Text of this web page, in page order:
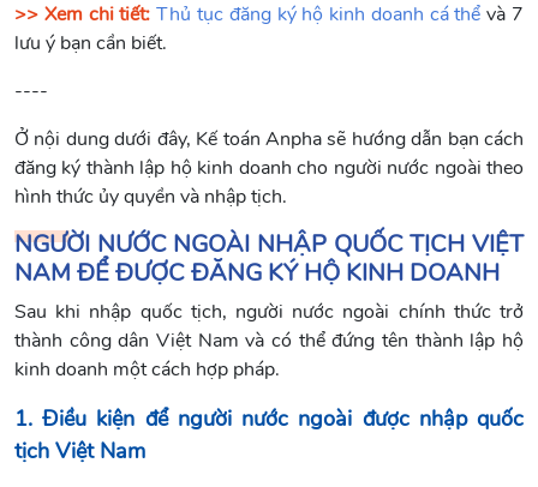
>> Xem chi tiết:Thủ tục đăng ký hộ kinh doanh cá thể và 7
lưu ý bạn cần biết.
----
Ở nội dung dưới đây, Kế toán Anpha sẽ hướng dẫn bạn cách
đăng ký thành lập hộ kinh doanh cho người nước ngoài theo
hình thức ủy quyền và nhập tịch.
NGƯỜI NƯỚC NGOÀI NHẬP QUỐC TỊCH VIỆT
NAM ĐỂ ĐƯỢC ĐĂNG KÝ HỘ KINH DOANH
Sau khi nhập quốc tịch, người nước ngoài chính thức trở
thành công dân Việt Nam và có thể đứng tên thành lập hộ
kinh doanh một cách hợp pháp.
1. Điều kiện để người nước ngoài được nhập quốc
tịch Việt Nam